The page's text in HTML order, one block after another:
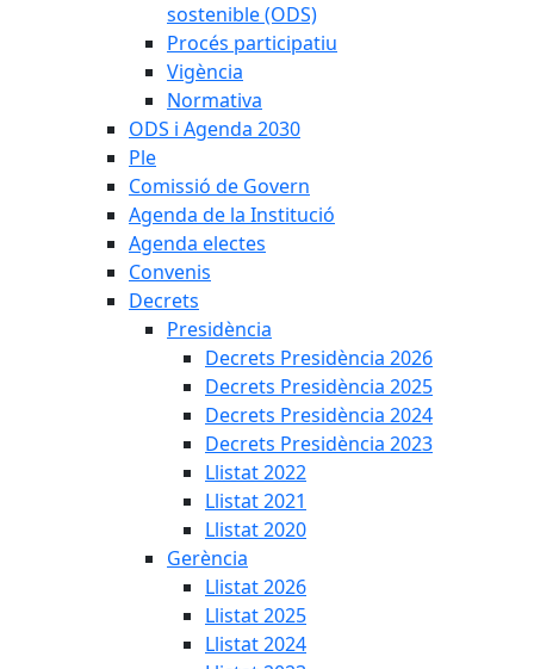
sostenible (ODS)
Procés participatiu
Vigència
Normativa
ODS i Agenda 2030
Ple
Comissió de Govern
Agenda de la Institució
Agenda electes
Convenis
Decrets
Presidència
Decrets Presidència 2026
Decrets Presidència 2025
Decrets Presidència 2024
Decrets Presidència 2023
Llistat 2022
Llistat 2021
Llistat 2020
Gerència
Llistat 2026
Llistat 2025
Llistat 2024